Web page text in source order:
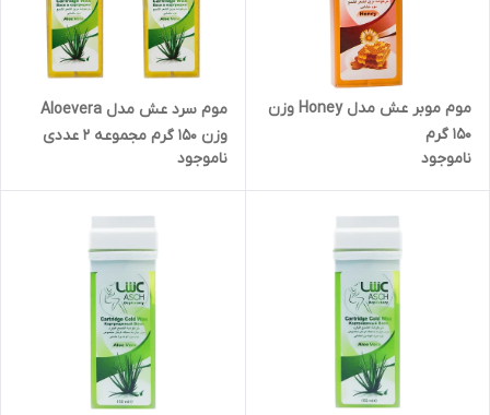
موم موبر عش مدل Honey وزن
150 گرم
ناموجود
موم سرد عش مدل Aloevera
وزن 150 گرم مجموعه 2 عددی
ناموجود